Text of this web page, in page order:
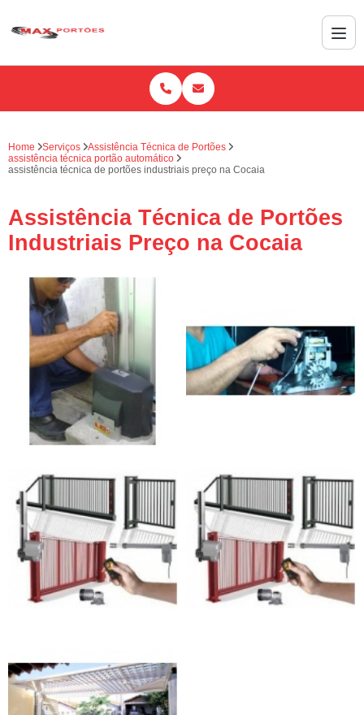
Home Serviços
Assistência Técnica de Portões
assistência técnica portão automático
assistência técnica de portões industriais preço na Cocaia
Assistência Técnica de Portões
Industriais Preço na Cocaia